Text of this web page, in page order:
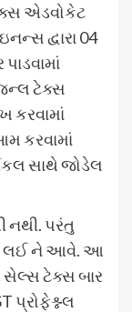
એડવોકેટ
દ્વારા 04
ટેક્સ
કરવામાં
કરવામાં
સાથે જોડેલ
નથી. પરંતુ
લઈ ને આવે. આ
સેલ્સ ટેક્સ બાર
પ્રોફેશ્ન્લ